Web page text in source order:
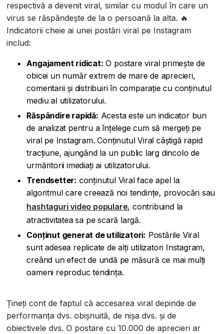
respectivă a devenit viral, similar cu modul în care un
virus se răspândește de la o persoană la alta. 🔥
Indicatorii cheie ai unei postări viral pe Instagram
includ:
Angajament ridicat: O postare viral primește de
obicei un număr extrem de mare de aprecieri,
comentarii și distribuiri în comparație cu conținutul
mediu al utilizatorului.
Răspândire rapidă: Acesta este un indicator bun
de analizat pentru a înțelege cum să mergeți pe
viral pe Instagram. Conținutul Viral câștigă rapid
tracțiune, ajungând la un public larg dincolo de
urmăritorii imediați ai utilizatorului.
Trendsetter: conținutul Viral face apel la
algoritmul care creează noi tendințe, provocări sau
hashtaguri video populare, contribuind la
atractivitatea sa pe scară largă.
Conținut generat de utilizatori: Postările Viral
sunt adesea replicate de alți utilizatori Instagram,
creând un efect de undă pe măsură ce mai mulți
oameni reproduc tendința.
Țineți cont de faptul că accesarea viral depinde de
performanța dvs. obișnuită, de nișa dvs. și de
obiectivele dvs. O postare cu 10.000 de aprecieri ar